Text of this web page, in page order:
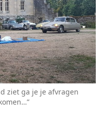
ziet ga je je afvragen